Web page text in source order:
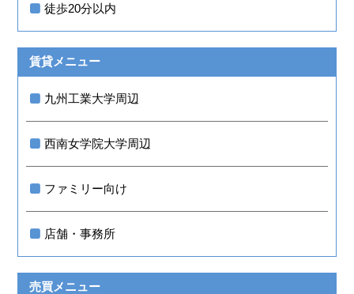
徒歩20分以内
賃貸メニュー
九州工業大学周辺
西南女学院大学周辺
ファミリー向け
店舗・事務所
売買メニュー